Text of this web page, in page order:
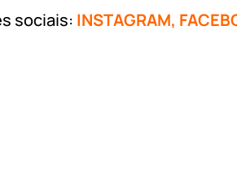
sociais: INSTAGRAM,